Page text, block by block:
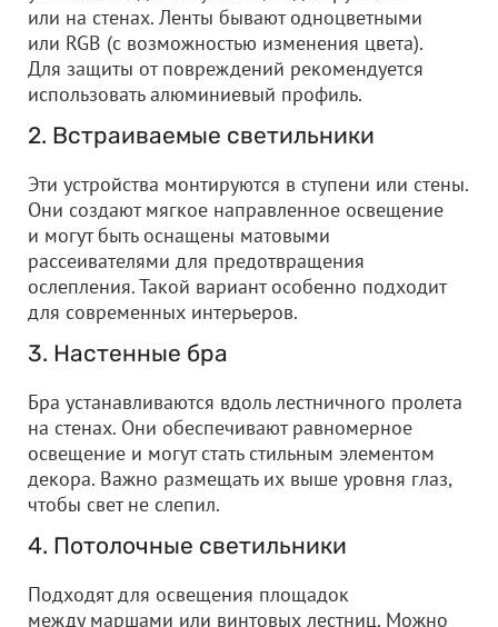
или на стенах. Ленты бывают одноцветными
или RGB (с возможностью изменения цвета).
Для защиты от повреждений рекомендуется
использовать алюминиевый профиль.
2. Встраиваемые светильники
Эти устройства монтируются в ступени или стены.
Они создают мягкое направленное освещение
и могут быть оснащены матовыми
рассеивателями для предотвращения
ослепления. Такой вариант особенно подходит
для современных интерьеров.
3. Настенные бра
Бра устанавливаются вдоль лестничного пролета
на стенах. Они обеспечивают равномерное
освещение и могут стать стильным элементом
декора. Важно размещать их выше уровня глаз,
чтобы свет не слепил.
4. Потолочные светильники
Подходят для освещения площадок
между маршами или винтовых лестниц. Можно